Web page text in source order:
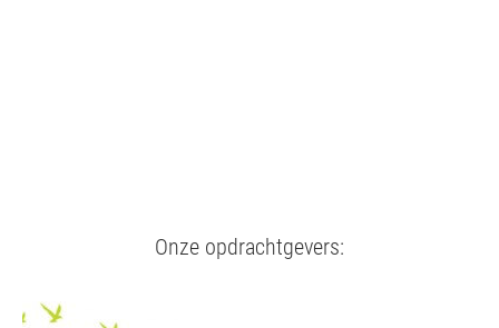
Onze opdrachtgevers: